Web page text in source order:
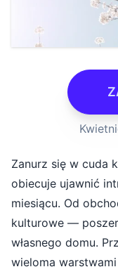
Zanurz się w cuda
obiecuje ujawnić
miesiącu. Od
kulturowe —
własnego domu.
wieloma